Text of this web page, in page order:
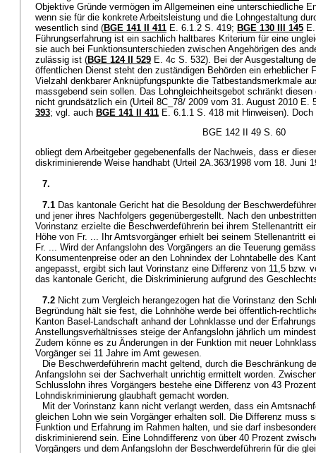
Objektive Gründe vermögen im Allgemeinen eine unterschiedliche
wenn sie für die konkrete Arbeitsleistung und die Lohngestaltung
wesentlich sind (BGE 141 II 411 E. 6.1.2 S. 419; BGE 130 III 145
Führungserfahrung ist ein sachlich haltbares Kriterium für eine
sie auch bei Funktionsunterschieden zwischen Angehörigen des
zulässig ist (BGE 124 II 529 E. 4c S. 532). Bei der Ausgestaltung
öffentlichen Dienst steht den zuständigen Behörden ein erheblicher
Vielzahl denkbarer Anknüpfungspunkte die Tatbestandsmerkmale
massgebend sein sollen. Das Lohngleichheitsgebot schränkt
nicht grundsätzlich ein (Urteil 8C_78/ 2009 vom 31. August 2010
393; vgl. auch BGE 141 II 411 E. 6.1.1 S. 418 mit Hinweisen). Doch
BGE 142 II 49 S. 60
obliegt dem Arbeitgeber gegebenenfalls der Nachweis, dass er
diskriminierende Weise handhabt (Urteil 2A.363/1998 vom 18. Juni
7.
7.1 Das kantonale Gericht hat die Besoldung der
und jener ihres Nachfolgers gegenübergestellt. Nach den
Vorinstanz erzielte die Beschwerdeführerin bei ihrem Stellenantritt
Höhe von Fr. ... Ihr Amtsvorgänger erhielt bei seinem Stellenantritt
Fr. ... Wird der Anfangslohn des Vorgängers an die Teuerung
Konsumentenpreise oder an den Lohnindex der Lohntabelle des
angepasst, ergibt sich laut Vorinstanz eine Differenz von 11,5 bzw.
das kantonale Gericht, die Diskriminierung aufgrund des
7.2 Nicht zum Vergleich herangezogen hat die Vorinstanz den
Begründung hält sie fest, die Lohnhöhe werde bei öffentlich-
Kanton Basel-Landschaft anhand der Lohnklasse und der
Anstellungsverhältnisses steige der Anfangslohn jährlich um
Zudem könne es zu Änderungen in der Funktion mit neuer
Vorgänger sei 11 Jahre im Amt gewesen.
Die Beschwerdeführerin macht geltend, durch die Beschränkung
Anfangslohn sei der Sachverhalt unrichtig ermittelt worden.
Schlusslohn ihres Vorgängers bestehe eine Differenz von 43
Lohndiskriminierung glaubhaft gemacht worden.
Mit der Vorinstanz kann nicht verlangt werden, dass ein
gleichen Lohn wie sein Vorgänger erhalten soll. Die Differenz muss
Funktion und Erfahrung im Rahmen halten, und sie darf
diskriminierend sein. Eine Lohndifferenz von über 40 Prozent
Vorgängers und dem Anfangslohn der Beschwerdeführerin für die